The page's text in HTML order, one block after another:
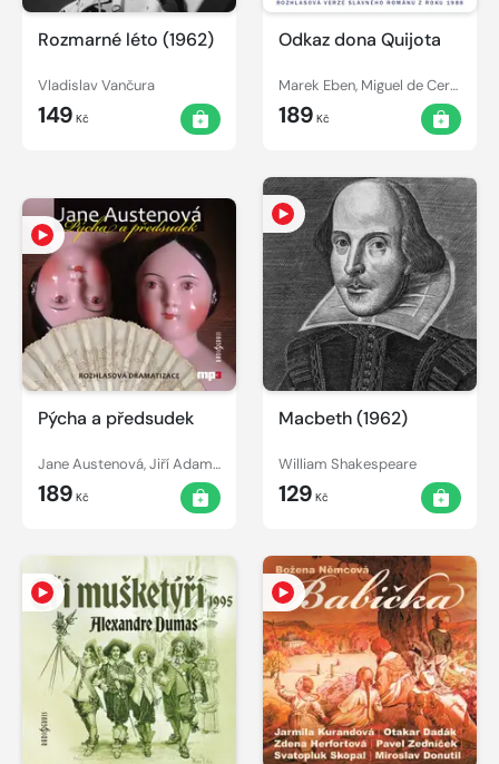
Rozmarné léto (1962)
Vladislav Vančura
149 Kč
Odkaz dona Quijota
Marek Eben, Miguel de Cervantes y Saavedra, Miroslav Horníček, Josef Vinklář, Josef Somr, Ladislav Mrkvička, Josef Kemr
189 Kč
Pýcha a předsudek
Jane Austenová, Jiří Adamíra, Aleš Procházka, Jaroslava Adamová, Simona Stašová, Miroslava Hozová, Milan Mach
189 Kč
Macbeth (1962)
William Shakespeare
129 Kč